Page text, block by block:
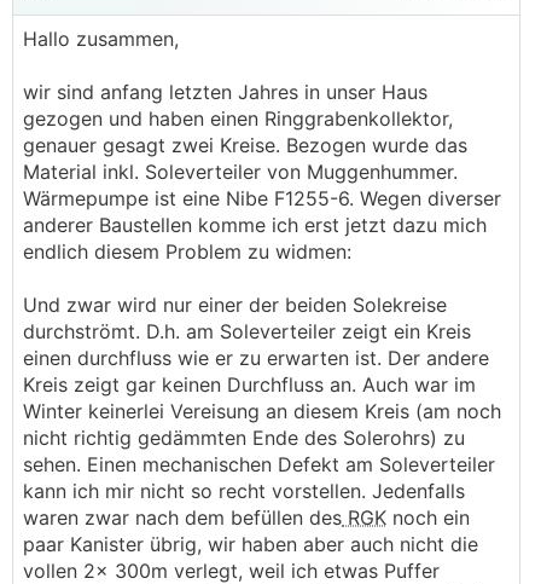
Hallo zusammen,
wir sind anfang letzten Jahres in unser Haus
gezogen und haben einen Ringgrabenkollektor,
genauer gesagt zwei Kreise. Bezogen wurde das
Material inkl. Soleverteiler von Muggenhummer.
Wärmepumpe ist eine Nibe F1255-6. Wegen diverser
anderer Baustellen komme ich erst jetzt dazu mich
endlich diesem Problem zu widmen:
Und zwar wird nur einer der beiden Solekreise
durchströmt. D.h. am Soleverteiler zeigt ein Kreis
einen durchfluss wie er zu erwarten ist. Der andere
Kreis zeigt gar keinen Durchfluss an. Auch war im
Winter keinerlei Vereisung an diesem Kreis (am noch
nicht richtig gedämmten Ende des Solerohrs) zu
sehen. Einen mechanischen Defekt am Soleverteiler
kann ich mir nicht so recht vorstellen. Jedenfalls
waren zwar nach dem befüllen des RGK noch ein
paar Kanister übrig, wir haben aber auch nicht die
vollen 2x 300m verlegt, weil ich etwas Puffer